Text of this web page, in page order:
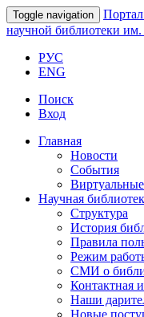
Toggle navigation Портал
научной библиотеки
РУС
ENG
Поиск
Вход
Главная
Новости
События
Научная
Структура
История
Правила
Режим
СМИ о
Контактная
Наши
Новые